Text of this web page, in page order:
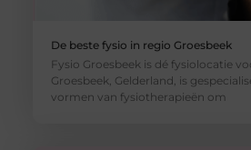
De beste fysio in regio Groesbeek
Fysio Groesbeek is dé fysiolocatie
Groesbeek, Gelderland, is
vormen van fysiotherapieën om